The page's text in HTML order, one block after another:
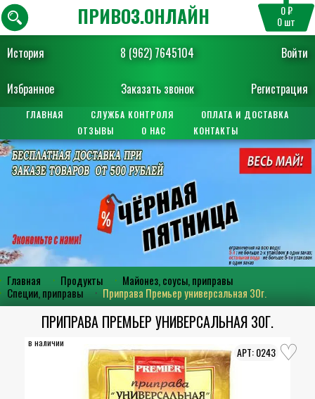
История 8 (962) 7645104 Войти
Избранное Заказать звонок Регистрация
ПРИВОЗ.ОНЛАЙН 0 ₽
0шт
ГЛАВНАЯ СЛУЖБА КОНТРОЛЯ
ОПЛАТА И ДОСТАВКА
ОТЗЫВЫ
О НАС КОНТАКТЫ
Главная Продукты
Майонез, соусы, приправы
Специи, приправы
Приправа Премьер универсальная 30г.
ПРИПРАВА ПРЕМЬЕР УНИВЕРСАЛЬНАЯ 30Г.
в наличии
0243